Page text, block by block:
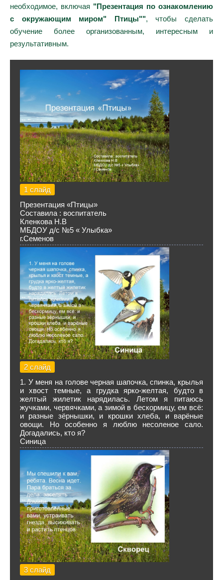
необходимое, включая "Презентация по ознакомлению
с окружающим миром" Птицы"", чтобы сделать
обучение более организованным, интересным и
результативным.
1 слайд
Презентация «Птицы»
Составила : воспитатель
Кленкова Н.В
МБДОУ д/с №5 « Улыбка»
г.Семенов
2 слайд
1. У меня на голове черная шапочка, спинка, крылья
и хвост темные, а грудка ярко-желтая, будто в
желтый жилетик нарядилась. Летом я питаюсь
жучками, червячками, а зимой в бескормицу, ем всё:
и разные зёрнышки, и крошки хлеба, и варёные
овощи. Но особенно я люблю несоленое сало.
Догадались, кто я?
Синица
3 слайд